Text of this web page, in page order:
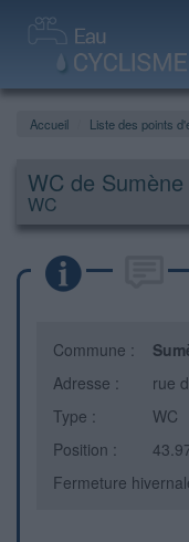
Accueil Liste des points
WC de Sumène
WC
Commune :
Adresse :
rue
Type :
WC
Position :
Fermeture